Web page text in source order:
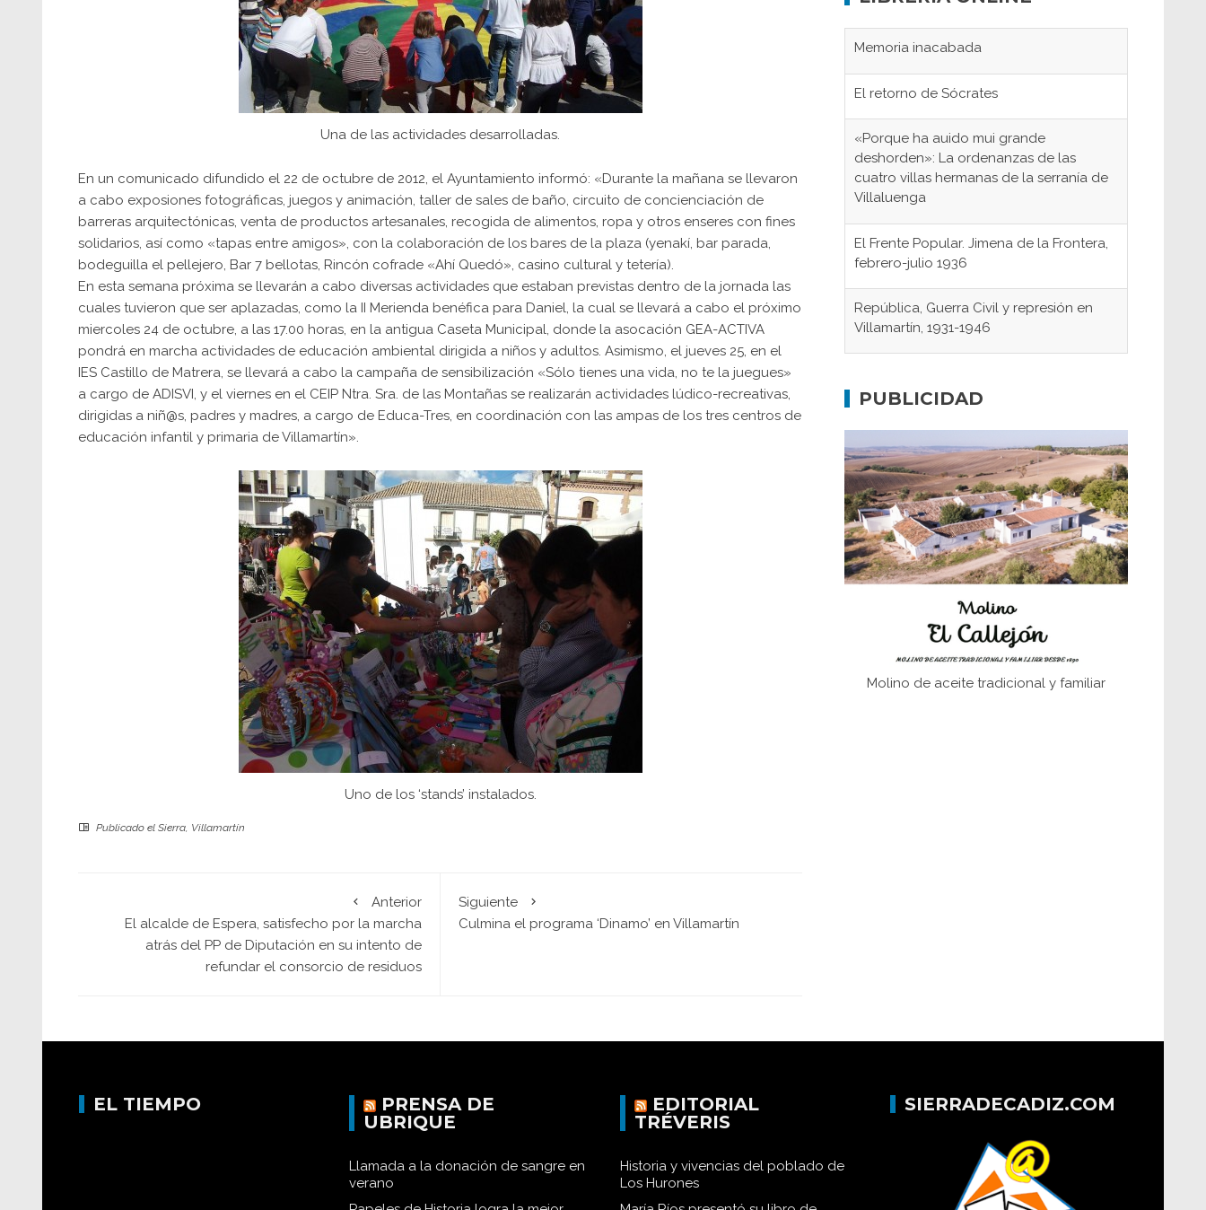
Una de las actividades desarrolladas.
En un comunicado difundido el 22 de octubre de 2012, el Ayuntamiento informó: «Durante la mañana se llevaron
a cabo exposiones fotográficas, juegos y animación, taller de sales de baño, circuito de concienciación de
barreras arquitectónicas, venta de productos artesanales, recogida de alimentos, ropa y otros enseres con fines
solidarios, así como «tapas entre amigos», con la colaboración de los bares de la plaza (yenakí, bar parada,
bodeguilla el pellejero, Bar 7 bellotas, Rincón cofrade «Ahí Quedó», casino cultural y tetería).
En esta semana próxima se llevarán a cabo diversas actividades que estaban previstas dentro de la jornada las
cuales tuvieron que ser aplazadas, como la II Merienda benéfica para Daniel, la cual se llevará a cabo el próximo
miercoles 24 de octubre, a las 17.00 horas, en la antigua Caseta Municipal, donde la asocación GEA-ACTIVA
pondrá en marcha actividades de educación ambiental dirigida a niños y adultos. Asimismo, el jueves 25, en el
IES Castillo de Matrera, se llevará a cabo la campaña de sensibilización «Sólo tienes una vida, no te la juegues»
a cargo de ADISVI, y el viernes en el CEIP Ntra. Sra. de las Montañas se realizarán actividades lúdico-recreativas,
dirigidas a niñ@s, padres y madres, a cargo de Educa-Tres, en coordinación con las ampas de los tres centros de
educación infantil y primaria de Villamartín».
Uno de los ‘stands’ instalados.
Publicado el Sierra, Villamartín
Anterior
El alcalde de Espera, satisfecho por la marcha
atrás del PP de Diputación en su intento de
refundar el consorcio de residuos
Siguiente
Culmina el programa ‘Dinamo’ en Villamartín
Memoria inacabada
El retorno de Sócrates
«Porque ha auido mui grande
deshorden»: La ordenanzas de las
cuatro villas hermanas de la serranía de
Villaluenga
El Frente Popular. Jimena de la Frontera,
febrero-julio 1936
República, Guerra Civil y represión en
Villamartín, 1931-1946
concentración nazis
fundaciones de Bornos
El Frente Popular. Ubrique, febrero-julio
1936
Juntar las letras. La alfabetización en el
campo: del afán de saber a la
Historia y vivencias del poblado de Los
PUBLICIDAD
Molino de aceite tradicional y familiar
EL TIEMPO
PRENSA DE
UBRIQUE
Llamada a la donación de sangre en
verano
EDITORIAL
TRÉVERIS
Historia y vivencias del poblado de
Los Hurones
SIERRADECADIZ.COM